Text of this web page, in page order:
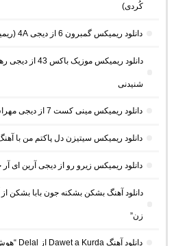
کُردی)
دانلود ریمیکس گمبرون 6 از دیجی 4A (ریمیکس طولانی شاد بندری جنوبی)
دانلود ریمیکس
شنیدنی
دانلود ریمیکس مینی کست 7 از دیجی مهراس
دانلود ریمیکس سیتیزن دل پاکتم من با
دانلود ریمیکس زیرو رو از دیجی آرین ای
دانلود آهنگ بشکن بشکنه جون بابا بشکن
زن”
دانلود آهنگ Dawet a Kurda از Delal “هوش مصنوعی کرد ترند اینستا”